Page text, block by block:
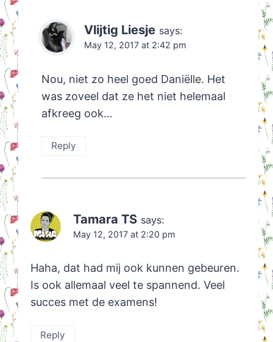
Vlijtig Liesje says:
May 12, 2017 at 2:42 pm
Nou, niet zo heel goed Daniëlle. Het
was zoveel dat ze het niet helemaal
afkreeg ook…
Reply
Tamara TS says:
May 12, 2017 at 2:20 pm
Haha, dat had mij ook kunnen gebeuren.
Is ook allemaal veel te spannend. Veel
succes met de examens!
Reply